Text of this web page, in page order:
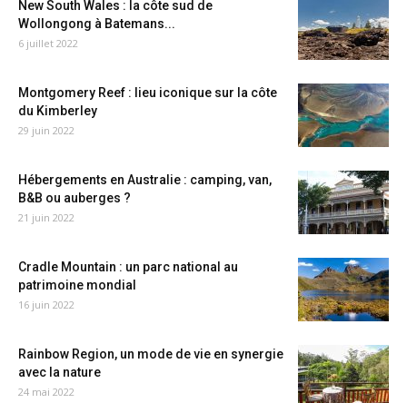
New South Wales : la côte sud de
Wollongong à Batemans...
6 juillet 2022
Montgomery Reef : lieu iconique sur la côte
du Kimberley
29 juin 2022
Hébergements en Australie : camping, van,
B&B ou auberges ?
21 juin 2022
Cradle Mountain : un parc national au
patrimoine mondial
16 juin 2022
Rainbow Region, un mode de vie en synergie
avec la nature
24 mai 2022